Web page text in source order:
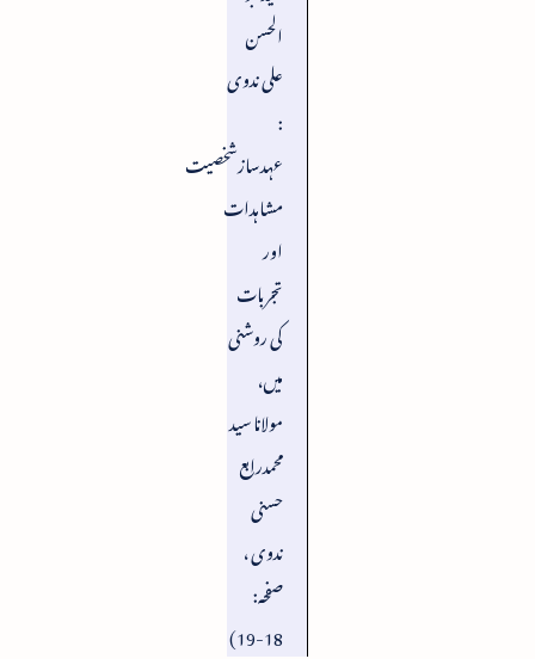
الحسن
علی ندوی
:
عہدسازشخصیت
مشاہدات
اور
تجربات
کی روشنی
میں،
مولانا سید
محمدرابع
حسنی
ندوی ،
صفحہ:
18-19)